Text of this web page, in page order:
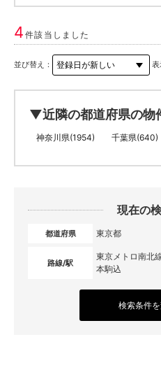
4件該当しました
並び替え： 表
▼近隣の都道府県の物
神奈川県(1954) 千葉県(640)
現在の
都道府県 東京都
路線/駅
東京メトロ南北
本駒込
検索条件